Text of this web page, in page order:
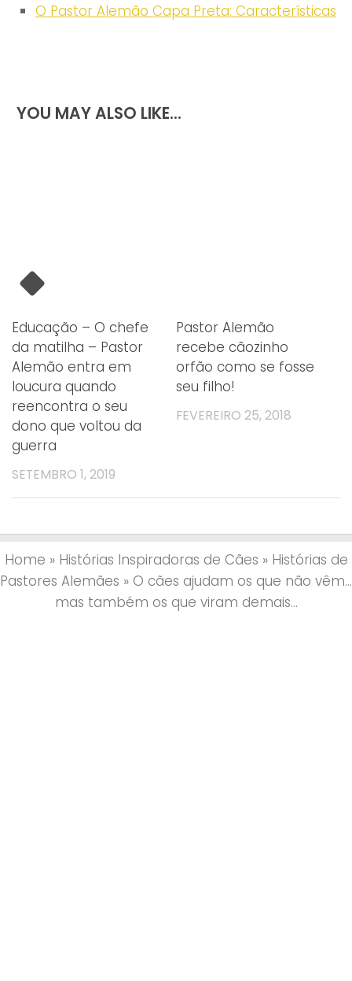
O Pastor Alemão Capa Preta: Características
YOU MAY ALSO LIKE...
Educação – O chefe
da matilha – Pastor
Alemão entra em
loucura quando
reencontra o seu
dono que voltou da
guerra
SETEMBRO 1, 2019
Pastor Alemão
recebe cãozinho
orfão como se fosse
seu filho!
FEVEREIRO 25, 2018
Home » Histórias Inspiradoras de Cães » Histórias de
Pastores Alemães » O cães ajudam os que não vêm…
mas também os que viram demais…